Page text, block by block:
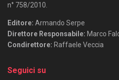
n° 758/2010.
Editore: Armando Serpe
Direttore Responsabile: Marco
Condirettore: Raffaele Veccia
Seguici su